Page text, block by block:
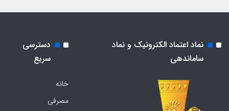
نماد اعتماد الکترونیک و نماد
ساماندهی
دسترسی
سریع
خانه
مصرفی